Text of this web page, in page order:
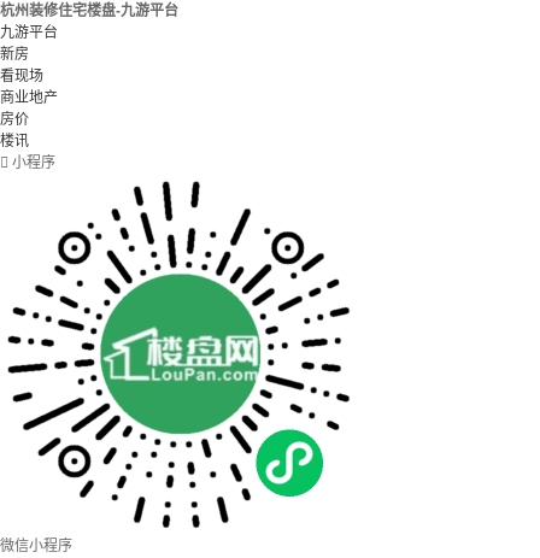
杭州装修住宅楼盘-九游平台
九游平台
新房
看现场
商业地产
房价
楼讯
 小程序
微信小程序